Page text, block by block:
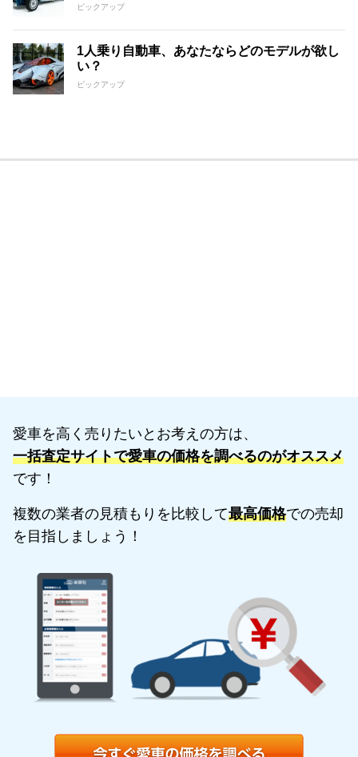
ピックアップ
1人乗り自動車、あなたならどのモデルが欲し
い？
ピックアップ
愛車を高く売りたいとお考えの方は、
一括査定サイトで愛車の価格を調べるのがオススメ
です！
複数の業者の見積もりを比較して最高価格での売却
を目指しましょう！